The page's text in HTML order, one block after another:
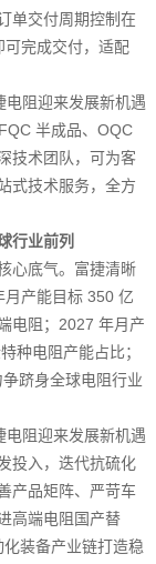
单交付周期控制在
完成交付，适配
半成品、OQC
技术团队，可为客
式技术服务，全方
行业前列
心底气。富捷清晰
产能目标 350 亿
电阻；2027 年月产
种电阻产能占比；
跻身全球电阻行业
投入，迭代抗硫化
产品矩阵、严苛车
高端电阻国产替
装备产业链打造稳